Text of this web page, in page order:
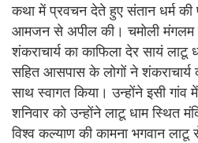
कथा में प्रवचन देते हुए संतान धर्म
आमजन से अपील की। चमोली मंगलम
शंकराचार्य का काफिला देर सायं लाटू
सहित आसपास के लोगों ने शंकराचार्य
साथ स्वागत किया। उन्होंने इसी गांव में
शनिवार को उन्होंने लाटू धाम स्थित
विश्व कल्याण की कामना भगवान लाटू